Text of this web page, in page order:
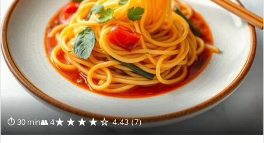
⏱ 30 min👥 4★★★★☆ 4.43 (7)